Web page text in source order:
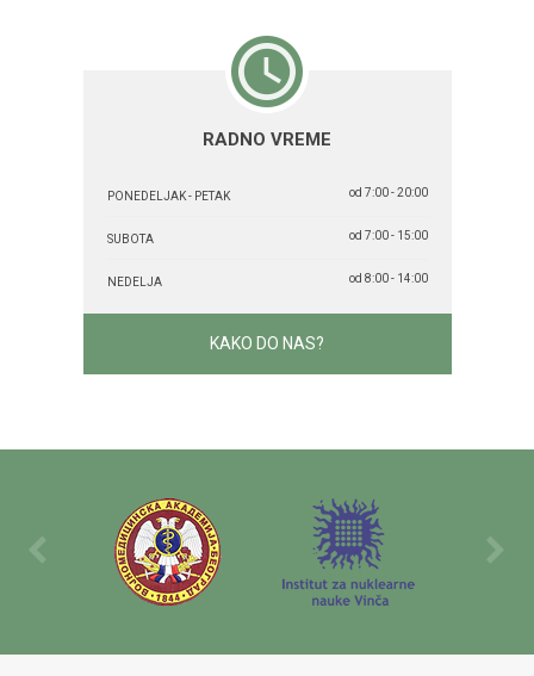
RADNO VREME
PONEDELJAK - PETAK od 7:00 - 20:00
SUBOTA od 7:00 - 15:00
NEDELJA od 8:00 - 14:00
KAKO DO NAS?